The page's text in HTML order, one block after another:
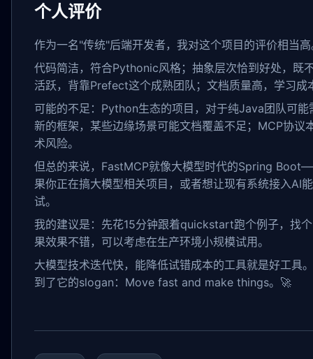
个人评价
作为一名"传统"后端开发者，我对这个项目的评价相当
代码简洁，符合Pythonic风格；抽象层次恰到好处，既
活跃，背靠Prefect这个成熟团队；文档质量高，学习成
可能的不足：Python生态的项目，对于纯Java团队可
新的框架，某些边缘场景可能文档覆盖不足；MCP协议
术风险。
但总的来说，FastMCP就像大模型时代的Spring
果你正在搞大模型相关项目，或者想让现有系统接入AI
试。
我的建议是：先花15分钟跟着quickstart跑个例子，找
果效果不错，可以考虑在生产环境小规模试用。
大模型技术迭代快，能降低试错成本的工具就是好工具
到了它的slogan：Move fast and make things。🚀